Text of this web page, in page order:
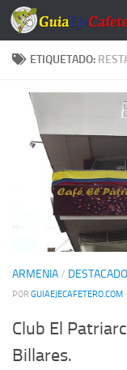
Saltar al contenido
ETIQUETADO:
ARMENIA/
POR GUIAEJECAFETERO.COM
Club El
Billares.